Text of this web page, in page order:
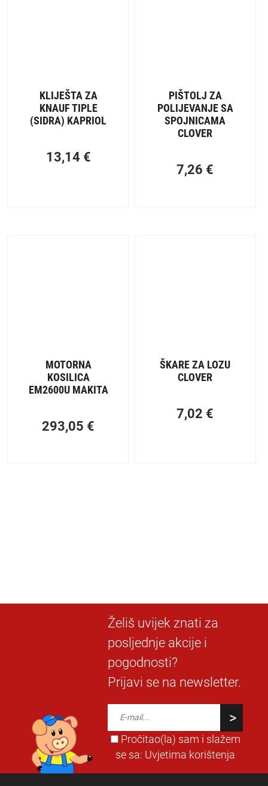
KLIJEŠTA ZA
KNAUF TIPLE
(SIDRA) KAPRIOL
13,14 €
PIŠTOLJ ZA
POLIJEVANJE SA
SPOJNICAMA
CLOVER
7,26 €
MOTORNA
KOSILICA
EM2600U MAKITA
293,05 €
ŠKARE ZA LOZU
CLOVER
7,02 €
Želiš uvijek znati za
posljednje akcije i
pogodnosti?
Prijavi se na newsletter.
Pročitao(la) sam i slažem
se sa: Uvjetima korištenja